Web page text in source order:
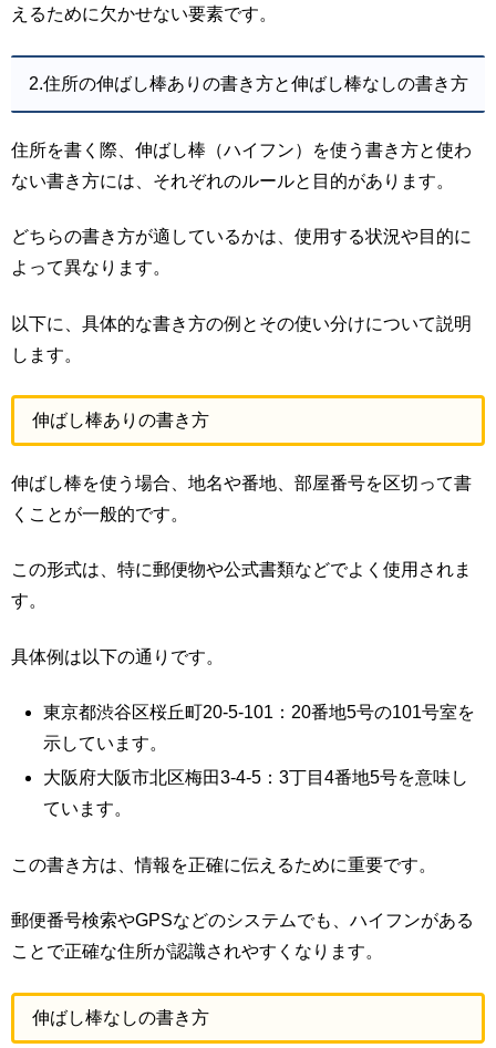
えるために欠かせない要素です。
2.住所の伸ばし棒ありの書き方と伸ばし棒なしの書き方
住所を書く際、伸ばし棒（ハイフン）を使う書き方と使わ
ない書き方には、それぞれのルールと目的があります。
どちらの書き方が適しているかは、使用する状況や目的に
よって異なります。
以下に、具体的な書き方の例とその使い分けについて説明
します。
伸ばし棒ありの書き方
伸ばし棒を使う場合、地名や番地、部屋番号を区切って書
くことが一般的です。
この形式は、特に郵便物や公式書類などでよく使用されま
す。
具体例は以下の通りです。
東京都渋谷区桜丘町20-5-101：20番地5号の101号室を
示しています。
大阪府大阪市北区梅田3-4-5：3丁目4番地5号を意味し
ています。
この書き方は、情報を正確に伝えるために重要です。
郵便番号検索やGPSなどのシステムでも、ハイフンがある
ことで正確な住所が認識されやすくなります。
伸ばし棒なしの書き方